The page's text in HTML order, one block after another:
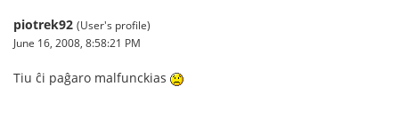
piotrek92 (User's profile)
June 16, 2008, 8:58:21 PM
Tiu ĉi paĝaro malfunckias